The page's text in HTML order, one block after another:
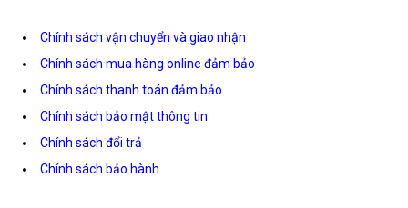
Chính sách vận chuyển và giao nhận
Chính sách mua hàng online đảm bảo
Chính sách thanh toán đảm bảo
Chính sách bảo mật thông tin
Chính sách đổi trả
Chính sách bảo hành